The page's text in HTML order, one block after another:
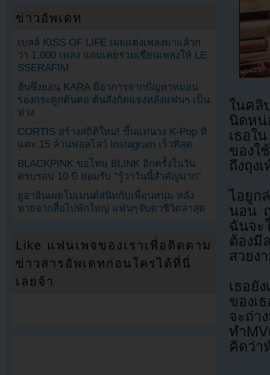
ในคลิ
นิดหน่
เธอใ
ของใ
ถึงถุง
ไอยูก
นอน
ฉันจะ
ต้องมี
สวยง
เธอยั
ของเ
จะถ่า
ทำ
คิดว่า
ข่าวอัพเดท
เบลล์ KISS OF LIFE เผยแต่งเพลงมาแล้วก
ว่า 1,000 เพลง แถมเคยร่วมเขียนเพลงให้ LE
SSERAFIM
ฮันซึงยอน KARA มีอาการจากปัญหาหมอน
รองกระดูกต้นคอ ต้นสังกัดแจงหลังแฟนๆ เป็น
ห่วง
CORTIS สร้างสถิติใหม่! ขึ้นแท่นวง K-Pop ที่
แตะ 15 ล้านฟอลโลว์ Instagram เร็วที่สุด
BLACKPINK ขอโทษ BLINK อีกครั้งในวัน
ครบรอบ 10 ปี ยอมรับ “รู้ว่าวันนี้สำคัญมาก”
ยูอาอินเผยโมเมนต์สนิทกับเพื่อนหนุ่ม หลัง
หายจากสื่อไปพักใหญ่ แฟนๆจับตาชีวิตล่าสุด
Like แฟนเพจของเราเพื่อติดตาม
ข่าวสารอัพเดทก่อนใครได้ที่นี่
เลยจ้า